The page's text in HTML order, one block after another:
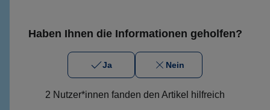
Haben Ihnen die Informationen geholfen?
Ja Nein
2 Nutzer*innen fanden den Artikel hilfreich